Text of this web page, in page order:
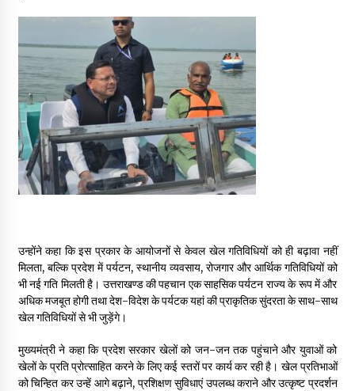
उन्होंने कहा कि इस प्रकार के आयोजनों से केवल खेल गतिविधियों को ही बढ़ावा नहीं
मिलता, बल्कि प्रदेश में पर्यटन, स्थानीय व्यवसाय, रोजगार और आर्थिक गतिविधियों को
भी नई गति मिलती है। उत्तराखण्ड की पहचान एक साहसिक पर्यटन राज्य के रूप में और
अधिक मजबूत होगी तथा देश-विदेश के पर्यटक यहां की प्राकृतिक सुंदरता के साथ-साथ
खेल गतिविधियों से भी जुड़ेंगे।
मुख्यमंत्री ने कहा कि प्रदेश सरकार खेलों को जन-जन तक पहुंचाने और युवाओं को
खेलों के प्रति प्रोत्साहित करने के लिए कई स्तरों पर कार्य कर रही है। खेल प्रतिभाओं
को चिन्हित कर उन्हें आगे बढ़ाने, प्रशिक्षण सुविधाएं उपलब्ध कराने और उत्कृष्ट प्रदर्शन